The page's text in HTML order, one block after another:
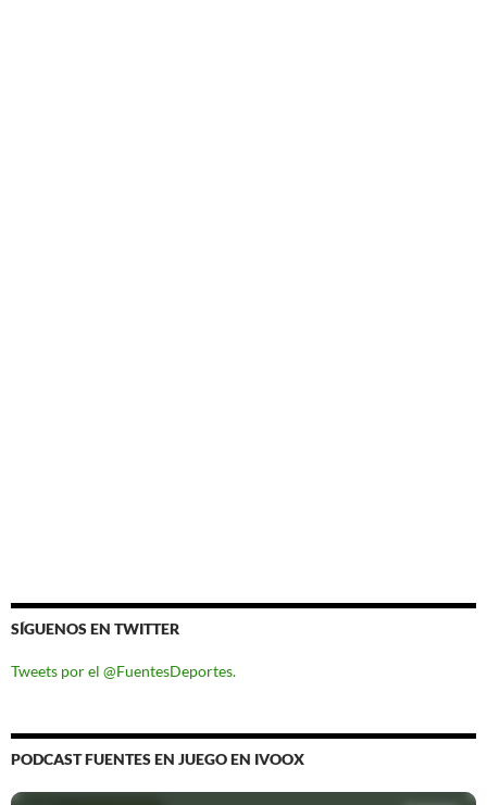
SÍGUENOS EN TWITTER
Tweets por el @FuentesDeportes.
PODCAST FUENTES EN JUEGO EN IVOOX